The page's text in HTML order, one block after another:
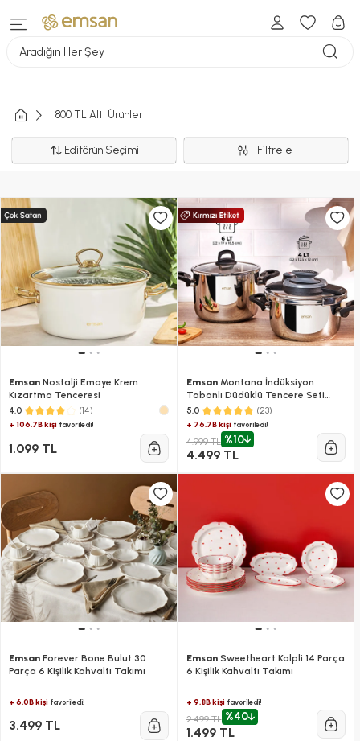
Aradığın Her Şey
800 TL Altı Ürünler
Editörün Seçimi Filtrele
Emsan Nostalji Emaye Krem
Kızartma Tenceresi
4.0 (14)
+ 106.7B kişi favoriledi!
1.099 TL
EmsanMontana İndüksiyon
Tabanlı Düdüklü Tencere Seti
Siyah Gri 4+6 Litre
5.0 (23)
+ 76.7B kişifavoriledi!
4.999 TL %10
4.499 TL
Emsan Forever Bone Bulut 30
Parça 6 Kişilik Kahvaltı Takımı
+ 6.0B kişi favoriledi!
3.499 TL
EmsanSweetheart Kalpli 14 Parça
6 Kişilik Kahvaltı Takımı
+ 9.8B kişifavoriledi!
2.499 TL %40
1.499 TL